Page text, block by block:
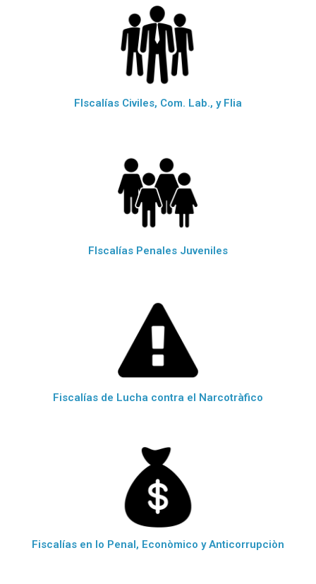
FIscalías Civiles, Com. Lab., y Flia
FIscalías Penales Juveniles
Fiscalías de Lucha contra el Narcotràfico
Fiscalías en lo Penal, Econòmico y Anticorrupciòn